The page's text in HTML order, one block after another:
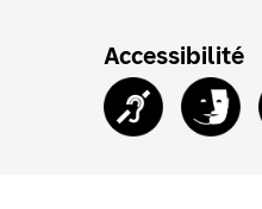
Accessibilité